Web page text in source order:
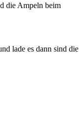
die Ampeln beim
lade es dann sind die